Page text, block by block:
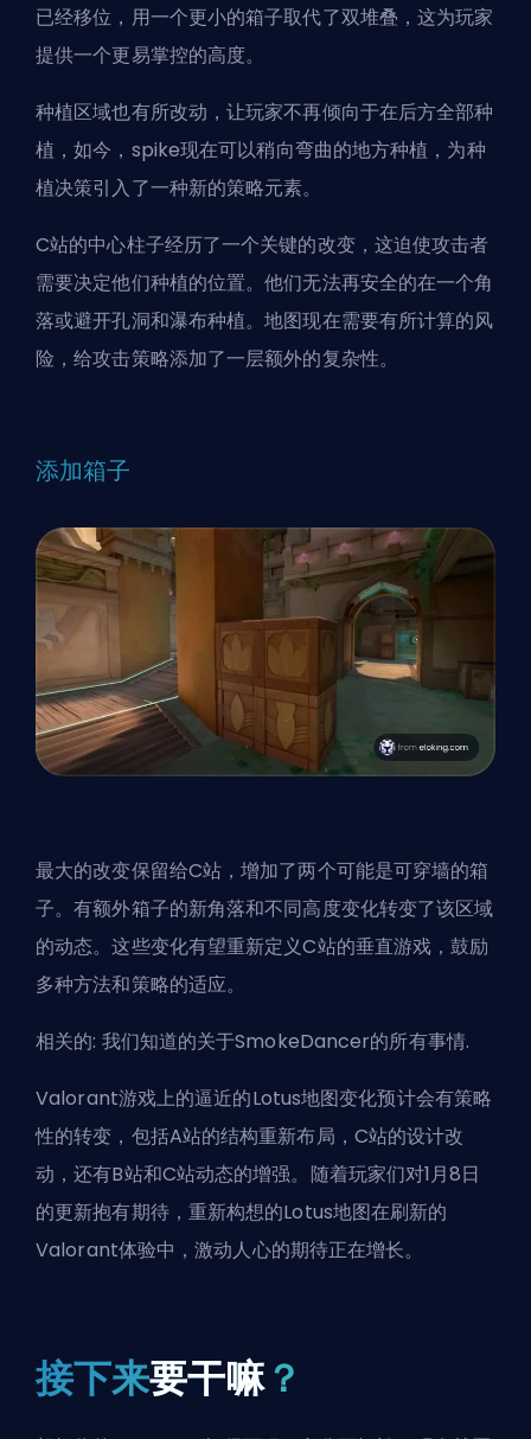
已经移位，用一个更小的箱子取代了双堆叠，这为玩家
提供一个更易掌控的高度。
种植区域也有所改动，让玩家不再倾向于在后方全部种
植，如今， spike现在可以稍向弯曲的地方种植，为种
植决策引入了一种新的策略元素。
C站的中心柱子经历了一个关键的改变，这迫使攻击者
需要决定他们种植的位置。他们无法再安全的在一个角
落或避开孔洞和瀑布种植。地图现在需要有所计算的风
险，给攻击策略添加了一层额外的复杂性。
添加箱子
最大的改变保留给C站，增加了两个可能是可穿墙的箱
子。有额外箱子的新角落和不同高度变化转变了该区域
的动态。这些变化有望重新定义C站的垂直游戏，鼓励
多种方法和策略的适应。
相关的: 我们知道的关于SmokeDancer的所有事情.
Valorant游戏上的逼近的Lotus地图变化预计会有策略
性的转变，包括A站的结构重新布局，C站的设计改
动，还有B站和C站动态的增强。随着玩家们对1月8日
的更新抱有期待，重新构想的Lotus地图在刷新的
Valorant体验中，激动人心的期待正在增长。
接下来要干嘛？